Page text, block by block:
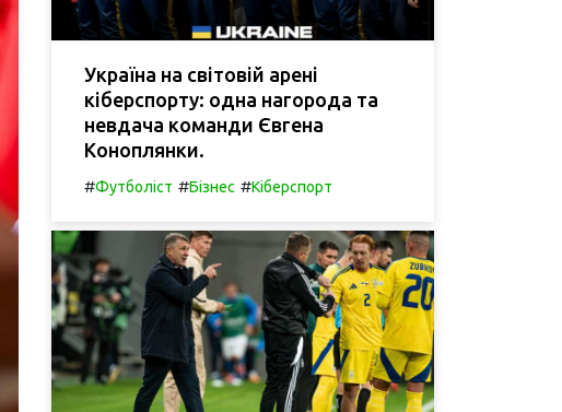
Україна на світовій арені
кіберспорту: одна нагорода та
невдача команди Євгена
Коноплянки.
#Футболіст #Бізнес #Кіберспорт